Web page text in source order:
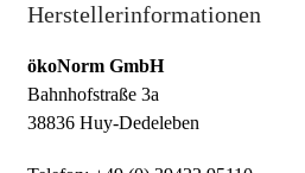
Herstellerinformationen
ökoNorm GmbH
Bahnhofstraße 3a
38836 Huy-Dedeleben